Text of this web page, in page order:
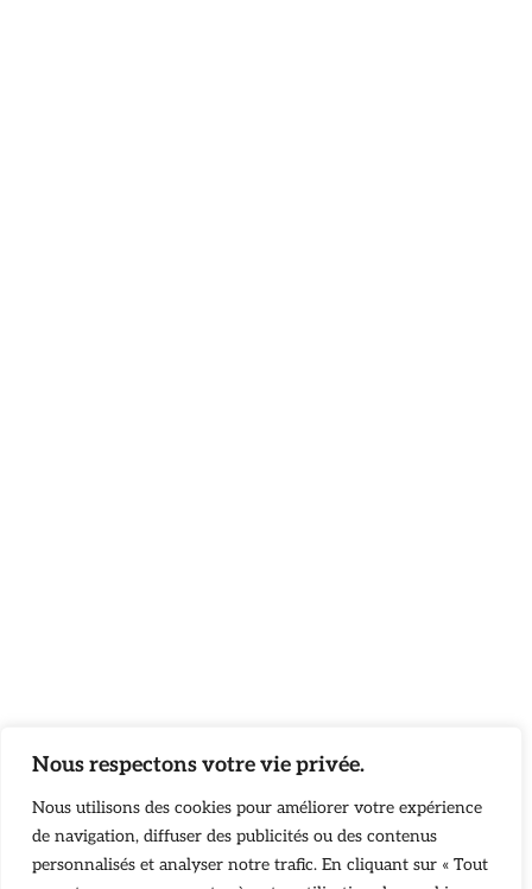
Nous respectons votre vie privée.
Nous utilisons des cookies pour améliorer votre expérience
de navigation, diffuser des publicités ou des contenus
personnalisés et analyser notre trafic. En cliquant sur « Tout